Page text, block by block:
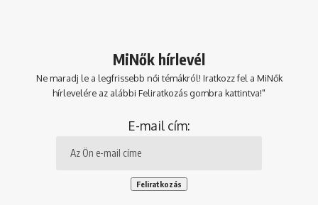
MiNők hírlevél
Ne maradj le a legfrissebb női témákról! Iratkozz fel a MiNők
hírlevelére az alábbi Feliratkozás gombra kattintva!"
E-mail cím: